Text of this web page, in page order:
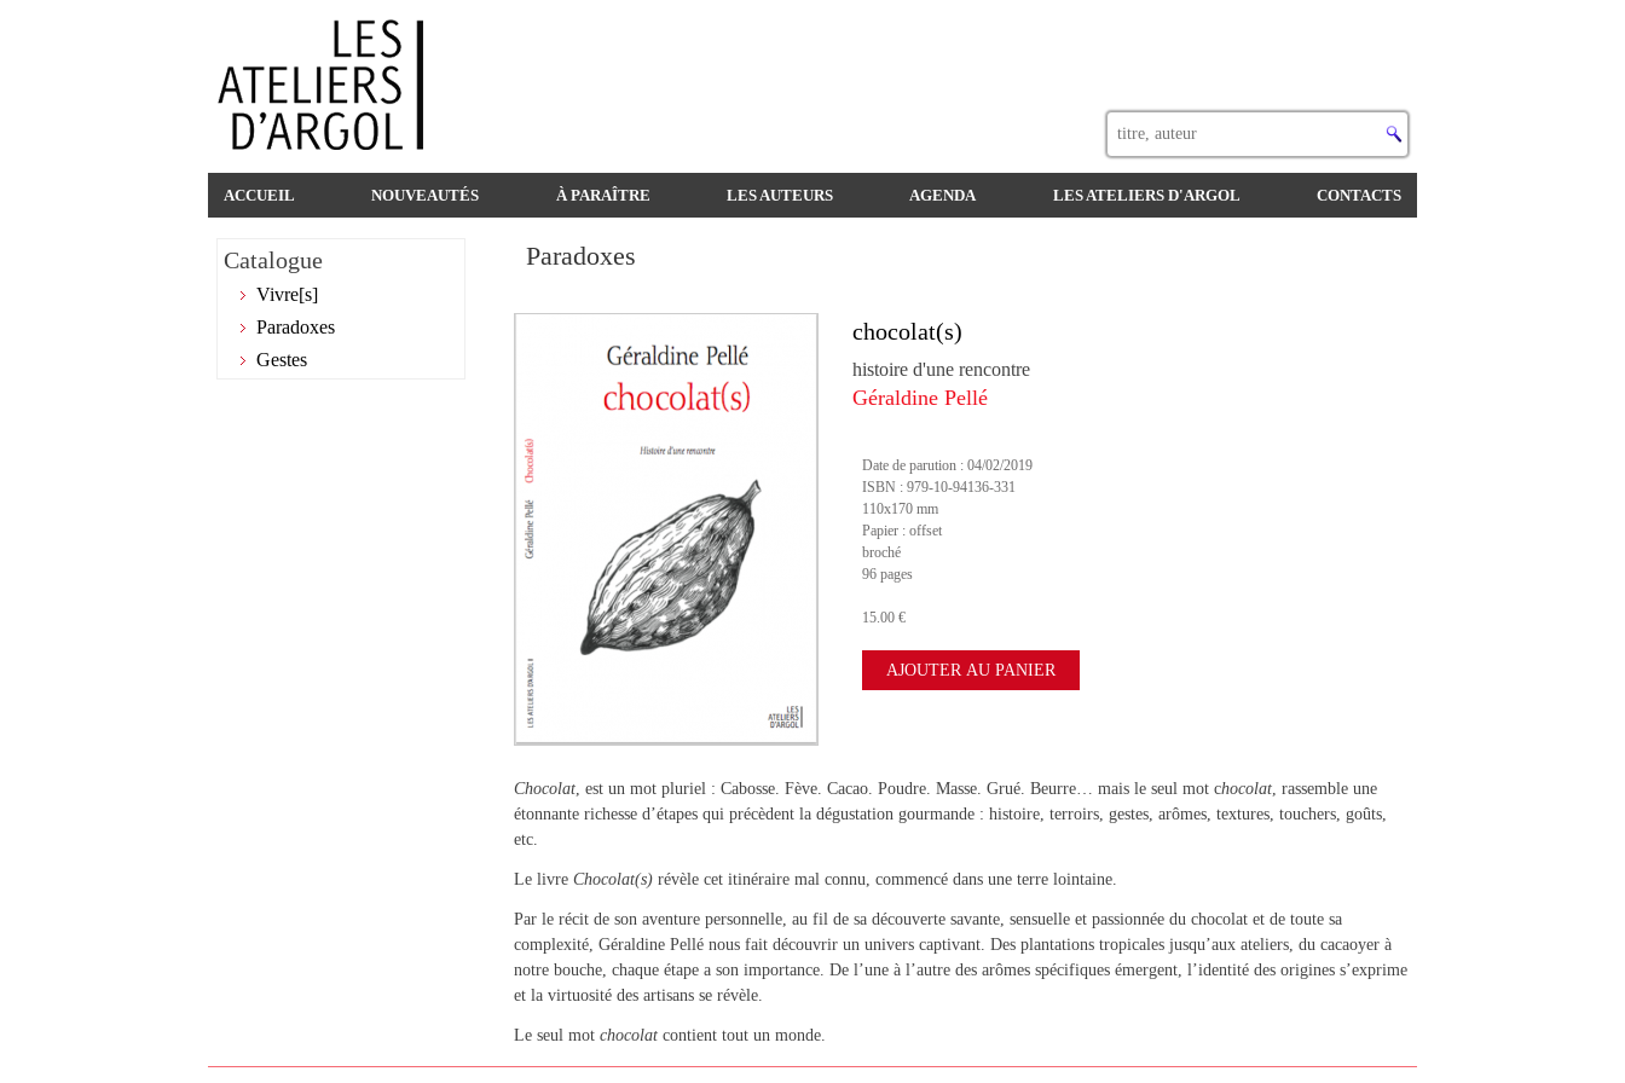
ACCUEIL NOUVEAUTÉS À PARAÎTRE LES AUTEURS AGENDA LES ATELIERS D'ARGOL CONTACTS
Catalogue
Vivre[s]
Paradoxes
Gestes
Paradoxes
chocolat(s)
histoire d'une rencontre
Géraldine Pellé
Date de parution : 04/02/2019
ISBN : 979-10-94136-331
110x170 mm
Papier : offset
broché
96 pages
15.00 €
Chocolat, est un mot pluriel : Cabosse. Fève. Cacao. Poudre. Masse. Grué. Beurre… mais le seul mot chocolat, rassemble une
étonnante richesse d’étapes qui précèdent la dégustation gourmande : histoire, terroirs, gestes, arômes, textures, touchers, goûts,
etc.
Le livre Chocolat(s) révèle cet itinéraire mal connu, commencé dans une terre lointaine.
Par le récit de son aventure personnelle, au fil de sa découverte savante, sensuelle et passionnée du chocolat et de toute sa
complexité, Géraldine Pellé nous fait découvrir un univers captivant. Des plantations tropicales jusqu’aux ateliers, du cacaoyer à
notre bouche, chaque étape a son importance. De l’une à l’autre des arômes spécifiques émergent, l’identité des origines s’exprime
et la virtuosité des artisans se révèle.
Le seul mot chocolat contient tout un monde.